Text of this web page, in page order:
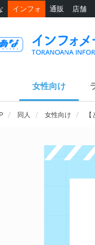
インフォ 通販 店舗
女性向け
同人 女性向け